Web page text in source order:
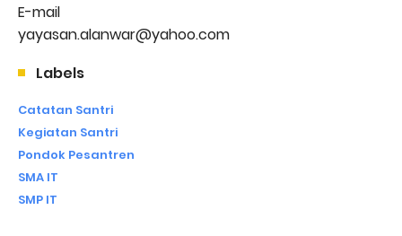
E-mail
yayasan.alanwar@yahoo.com
Labels
Catatan Santri
Kegiatan Santri
Pondok Pesantren
SMA IT
SMP IT